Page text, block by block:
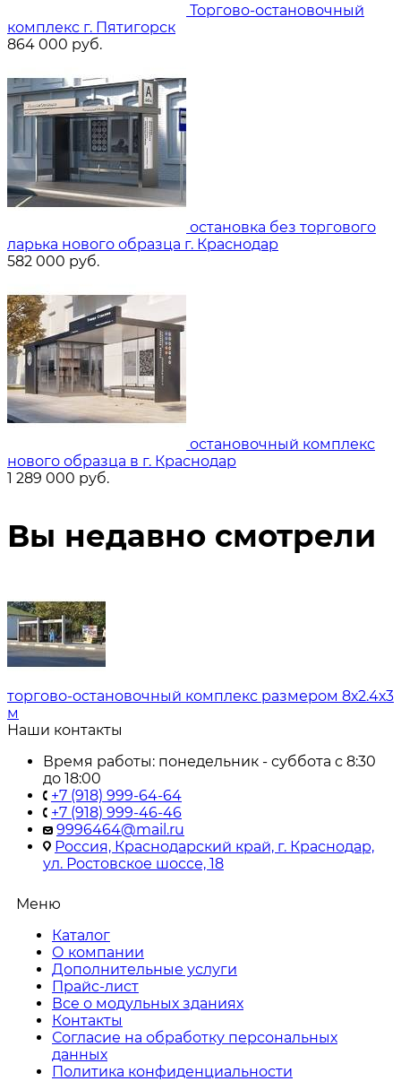
Торгово-остановочный
комплекс г. Пятигорск
864 000 руб.
остановка без торгового
ларька нового образца г. Краснодар
582 000 руб.
остановочный комплекс
нового образца в г. Краснодар
1 289 000 руб.
Вы недавно смотрели
торгово-остановочный комплекс размером 8х2.4х3
м
Наши контакты
Время работы: понедельник - суббота с 8:30
до 18:00
+7 (918) 999-64-64
+7 (918) 999-46-46
9996464@mail.ru
Россия, Краснодарский край, г. Краснодар,
ул. Ростовское шоссе, 18
Меню
Каталог
О компании
Дополнительные услуги
Прайс-лист
Все о модульных зданиях
Контакты
Согласие на обработку персональных
данных
Политика конфиденциальности